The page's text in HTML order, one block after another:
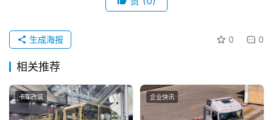
0 0
生成海报
相关推荐
卡车改装 企业快讯